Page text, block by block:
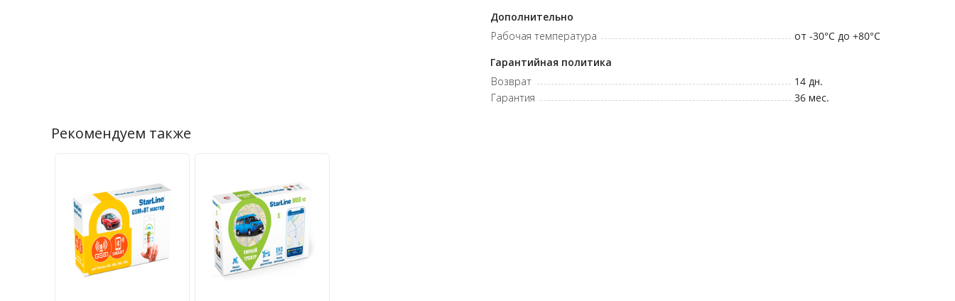
Дополнительно
Рабочая температура
от -30°C до +80°C
Гарантийная политика
Возврат
14 дн.
Гарантия
36 мес.
Рекомендуем также